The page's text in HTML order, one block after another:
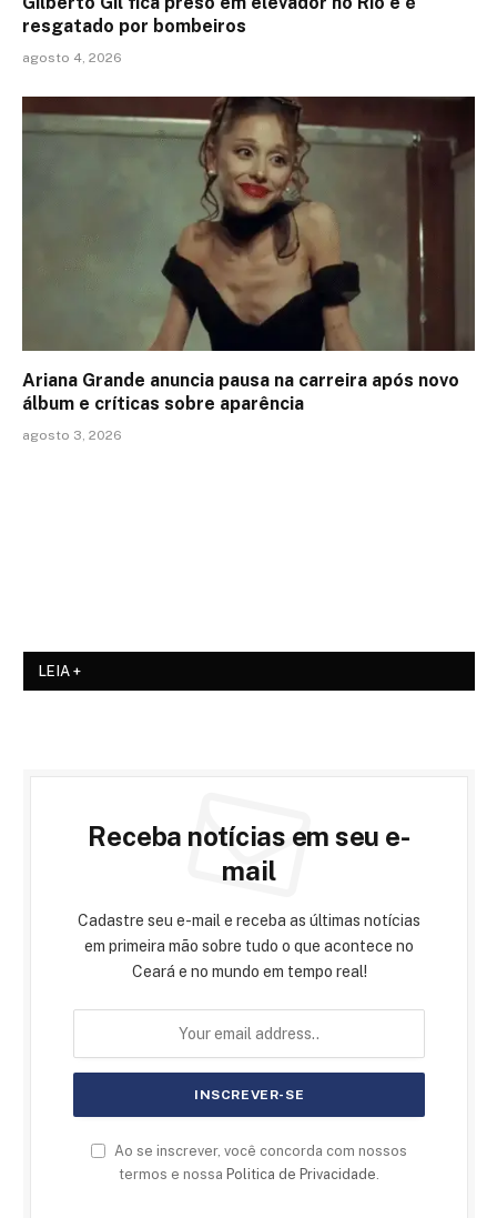
resgatado por bombeiros
agosto 4, 2026
Ariana Grande anuncia pausa na carreira após novo
álbum e críticas sobre aparência
agosto 3, 2026
LEIA +
Receba notícias em seu e-
mail
Cadastre seu e-mail e receba as últimas notícias
em primeira mão sobre tudo o que acontece no
Ceará e no mundo em tempo real!
Ao se inscrever, você concorda com nossos
termos e nossa Politica de Privacidade.